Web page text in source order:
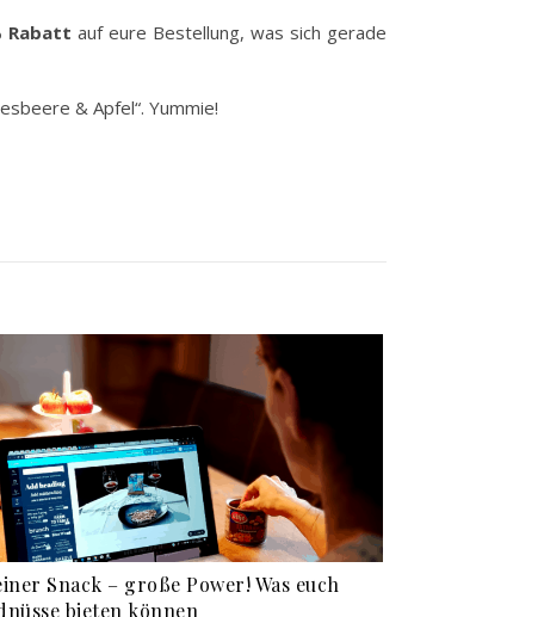
Rabatt auf eure Bestellung, was sich gerade
& Apfel“. Yummie!
Snack – große Power! Was euch
bieten können